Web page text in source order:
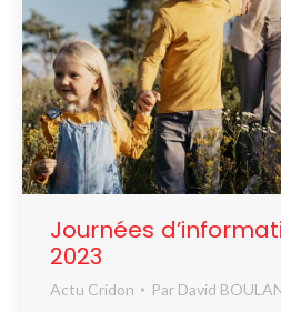
Journées
2023
Actu Cridon Par David